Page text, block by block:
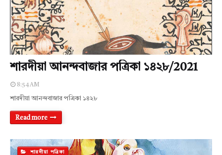
শারদীয়া আনন্দবাজার পত্রিকা ১৪২৮/2021
8:54 AM
শারদীয়া আনন্দবাজার পত্রিকা ১৪২৮
Read more
শারদীয়া পত্রিকা